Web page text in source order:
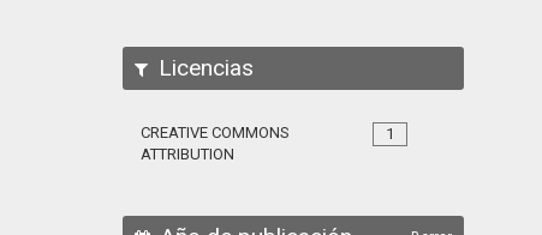
Licencias
1
CREATIVE COMMONS
ATTRIBUTION